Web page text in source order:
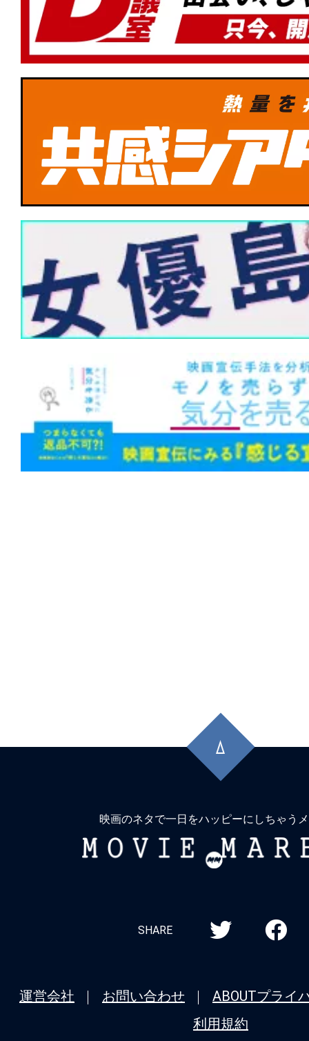
頭
に
映画のネタで一日をハッピーにしちゃう
MOVIE
SHARE
運営会社 お問い合わせ ABOUTプライ
利用規約